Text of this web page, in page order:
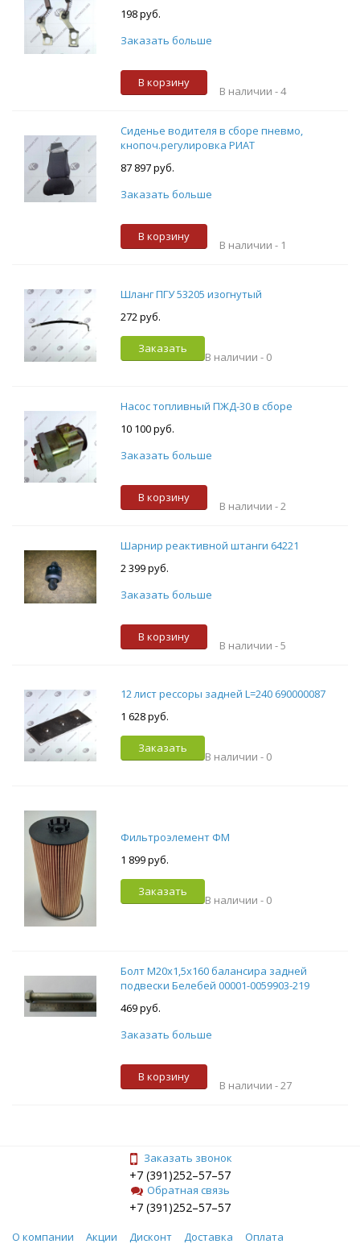
198 руб.
Заказать больше
В корзину
В наличии -4
Сиденье водителя в сборе пневмо,
кнопоч.регулировка РИАТ
87 897 руб.
Заказать больше
В корзину
В наличии - 1
Шланг ПГУ 53205 изогнутый
272 руб.
Заказать
В наличии - 0
Насос топливный ПЖД-30 в сборе
10 100 руб.
Заказать больше
В корзину
В наличии - 2
Шарнир реактивной штанги 64221
2 399 руб.
Заказать больше
В корзину
В наличии -5
12 лист рессоры задней L=240 690000087
1 628 руб.
Заказать
В наличии - 0
Фильтроэлемент ФМ
1 899 руб.
Заказать
В наличии - 0
Болт М20х1,5х160 балансира задней
подвески Белебей 00001-0059903-219
469 руб.
Заказать больше
В корзину
В наличии -27
Заказать звонок
+7 (391)252–57–57
Обратная связь
+7 (391)252–57–57
О компании Акции Дисконт Доставка Оплата